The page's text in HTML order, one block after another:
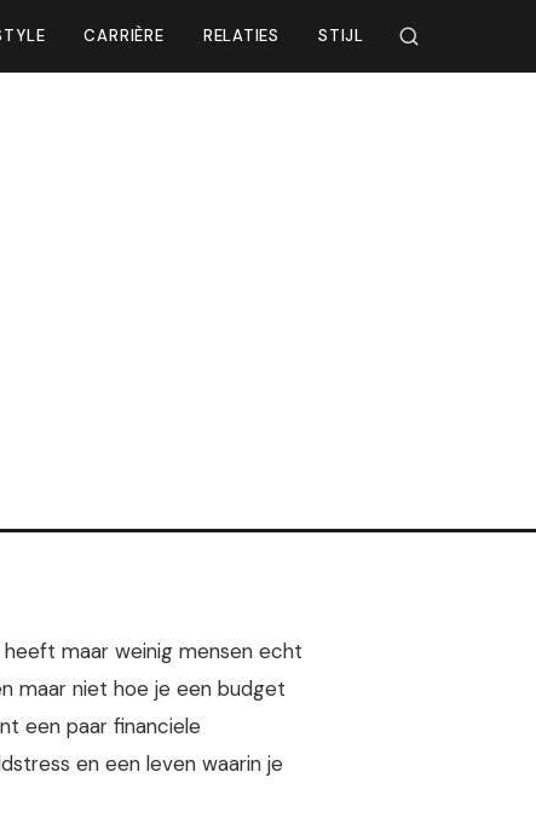
CARRIÈRE RELATIES STIJL
maar weinig mensen echt
maar niet hoe je een budget
een paar financiele
en een leven waarin je